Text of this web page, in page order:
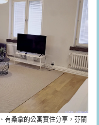
有桑拿的公寓實住分享，芬蘭